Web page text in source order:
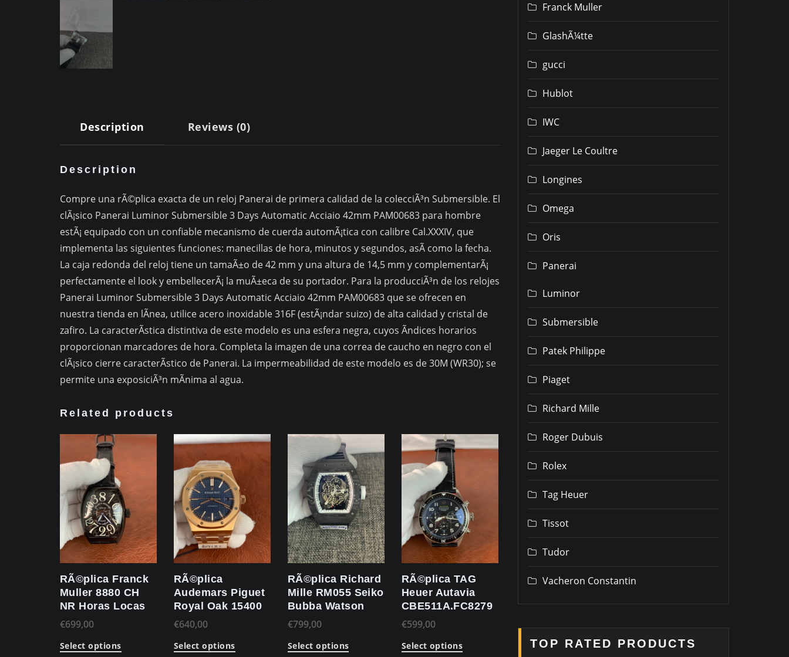
Description Reviews (0)
Description
Compre una rÃ©plica exacta de un reloj Panerai de primera calidad de la colecciÃ³n Submersible. El
clÃ¡sico Panerai Luminor Submersible 3 Days Automatic Acciaio 42mm PAM00683 para hombre
estÃ¡ equipado con un confiable mecanismo de cuerda automÃ¡tica con calibre Cal.XXXIV, que
implementa las siguientes funciones: manecillas de hora, minutos y segundos, asÃ­ como la fecha.
La caja redonda del reloj tiene un tamaÃ±o de 42 mm y una altura de 14,5 mm y complementarÃ¡
perfectamente el look y embellecerÃ¡ la muÃ±eca de su portador. Para la producciÃ³n de los relojes
Panerai Luminor Submersible 3 Days Automatic Acciaio 42mm PAM00683 que se ofrecen en
nuestra tienda en lÃ­nea, utilice acero inoxidable 316F (estÃ¡ndar suizo) de alta calidad y cristal de
zafiro. La caracterÃ­stica distintiva de este modelo es una esfera negra, cuyos Ã­ndices horarios
proporcionan marcadores de hora. Completa la imagen de una correa de caucho en negro con el
clÃ¡sico cierre caracterÃ­stico de Panerai. La impermeabilidad de este modelo es de 30M (WR30); se
permite una exposiciÃ³n mÃ­nima al agua.
Related products
RÃ©plica Franck
Muller 8880 CH
NR Horas Locas
€699,00
Select options
RÃ©plica
Audemars Piguet
Royal Oak 15400
€640,00
Select options
RÃ©plica Richard
Mille RM055 Seiko
Bubba Watson
€799,00
Select options
RÃ©plica TAG
Heuer Autavia
CBE511A.FC8279
€599,00
Select options
Franck Muller
GlashÃ¼tte
gucci
Hublot
IWC
Jaeger Le Coultre
Longines
Omega
Oris
Panerai
Luminor
Submersible
Patek Philippe
Piaget
Richard Mille
Roger Dubuis
Rolex
Tag Heuer
Tissot
Tudor
Vacheron Constantin
TOP RATED PRODUCTS